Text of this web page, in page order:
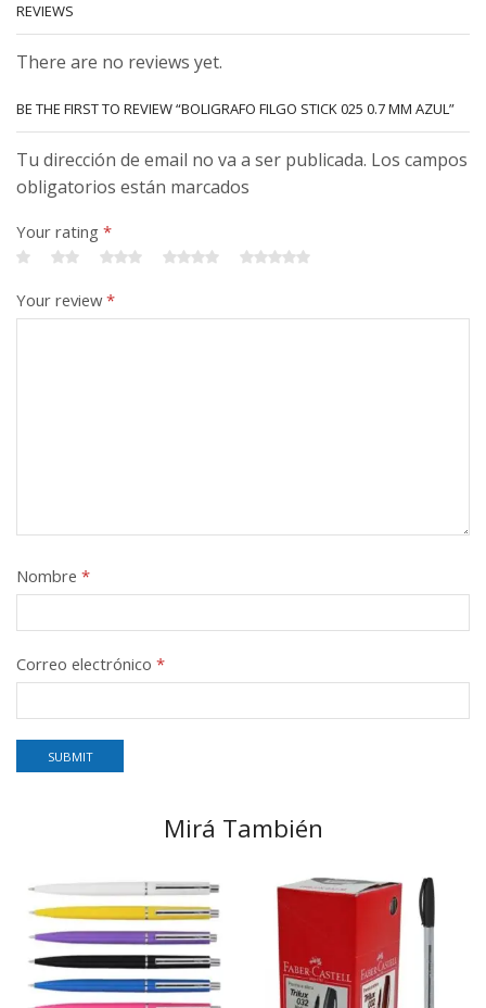
REVIEWS
There are no reviews yet.
BE THE FIRST TO REVIEW “BOLIGRAFO FILGO STICK 025 0.7 MM AZUL”
Tu dirección de email no va a ser publicada. Los campos
obligatorios están marcados
Your rating *
Your review*
Nombre *
Correo electrónico *
Mirá También